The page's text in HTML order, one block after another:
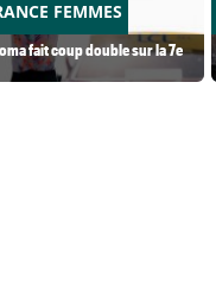
FEMMES
fait coup double sur la 7e